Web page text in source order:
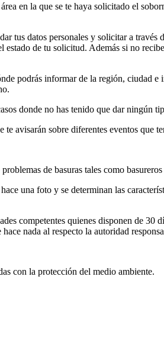
en la que se te haya solicitado el
tus datos personales y solicitar a
de tu solicitud. Además si no
podrás informar de la región, ciudad
donde no has tenido que dar ningún
avisarán sobre diferentes eventos que
de basuras tales como
una foto y se determinan las
competentes quienes disponen de
nada al respecto la autoridad
con la protección del medio ambiente.